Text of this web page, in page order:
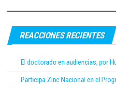
REACCIONES RECIENTES
El doctorado en audiencias, por
Participa Zinc Nacional en el